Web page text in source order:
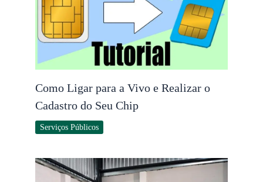
Como Ligar para a Vivo e Realizar o
Cadastro do Seu Chip
Serviços Públicos